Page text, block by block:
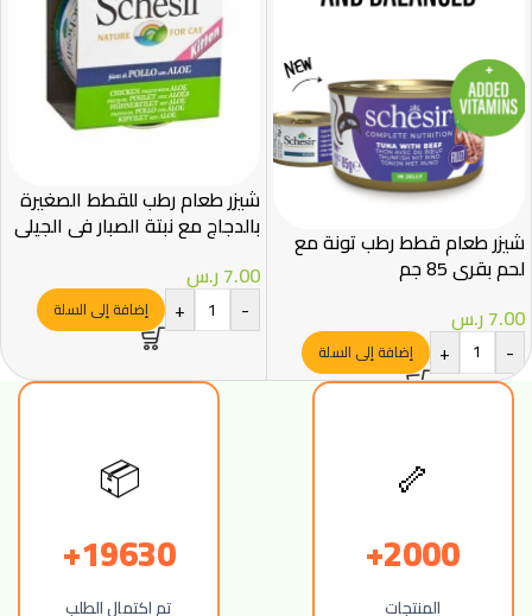
شيزر طعام قطط رطب تونة مع
لحم بقري 85 جم
7.00ر.س
-
+ إضافة إلى السلة
شيزر طعام رطب للقطط الصغيرة
بالدجاج مع نبتة الصبار في الجيلي
7.00ر.س
-
+ إضافة إلى السلة
🦴
2000+
المنتجات
📦
19630+
تم اكتمال الطلب